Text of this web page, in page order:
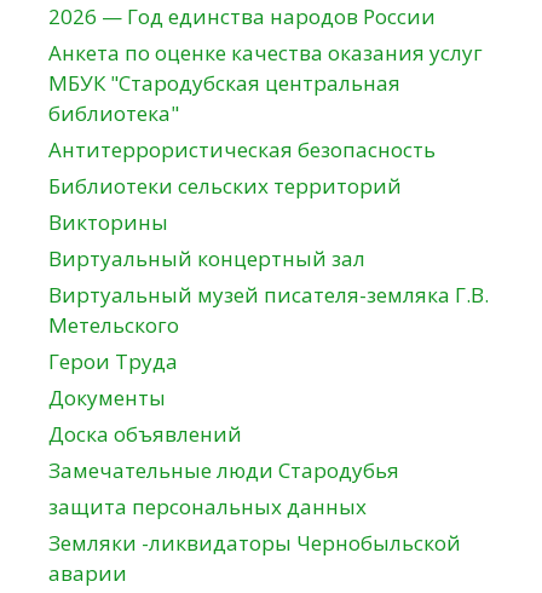
2026 — Год единства народов России
Анкета по оценке качества оказания услуг
МБУК "Стародубская центральная
библиотека"
Антитеррористическая безопасность
Библиотеки сельских территорий
Викторины
Виртуальный концертный зал
Виртуальный музей писателя-земляка Г.В.
Метельского
Герои Труда
Документы
Доска объявлений
Замечательные люди Стародубья
защита персональных данных
Земляки -ликвидаторы Чернобыльской
аварии